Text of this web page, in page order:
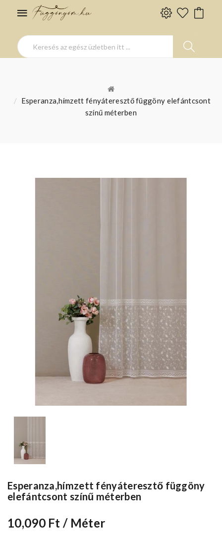
Esperanza,hímzett fényáteresztő függöny elefántcsont
színű méterben
Esperanza,hímzett fényáteresztő függöny
elefántcsont színű méterben
10,090 Ft/ Méter